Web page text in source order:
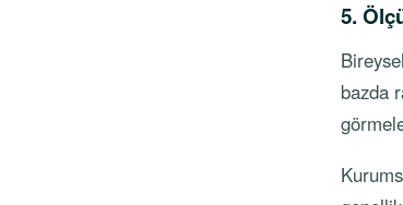
5.
bazda